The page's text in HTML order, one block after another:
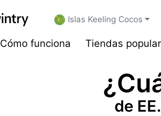
Islas Keeling Cocos
Cómo funciona Tiendas
de